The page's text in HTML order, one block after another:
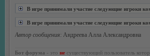
В игре принимали участие следующие игроки
В игре принимали участие следующие игроки
Автор сообщения: Андреева Алла Александровна
Бот форума - это не существующий пользователь